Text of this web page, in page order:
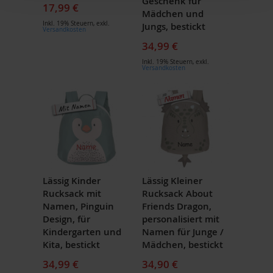
17,99 €
Inkl. 19% Steuern, exkl.
Versandkosten
Mädchen und
Jungs, bestickt
34,99 €
Inkl. 19% Steuern, exkl.
Versandkosten
Lässig Kinder
Rucksack mit
Namen, Pinguin
Design, für
Kindergarten und
Kita, bestickt
34,99 €
Lässig Kleiner
Rucksack About
Friends Dragon,
personalisiert mit
Namen für Junge /
Mädchen, bestickt
34,90 €